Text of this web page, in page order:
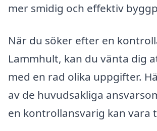
mer smidig och effektiv
När du söker efter en
Lammhult, kan du vänta dig
med en rad olika uppgifter.
av de huvudsakliga
en kontrollansvarig kan vara